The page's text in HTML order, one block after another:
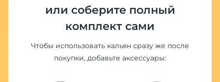
или соберите полный
комплект сами
Чтобы использовать кальян сразу же после
покупки, добавьте аксессуары: